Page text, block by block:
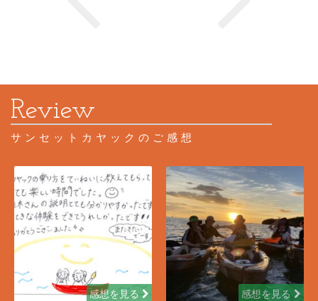
サンセットカヤックのご感想
感想を見る
感想を見る